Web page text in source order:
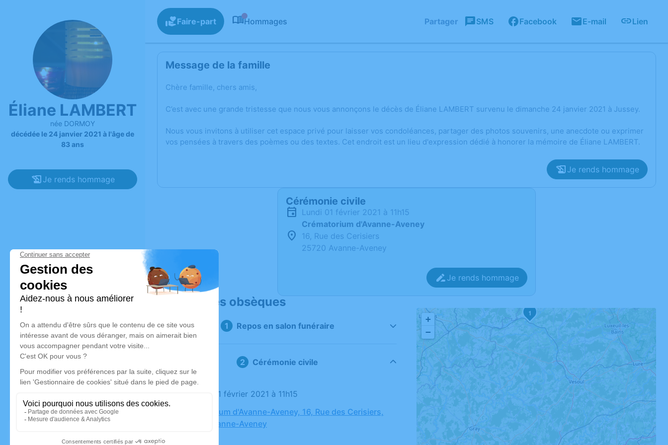
Éliane LAMBERT
née DORMOY
décédée le 24 janvier 2021 à l'âge de
83 ans
Je rends hommage
Faire-part Hommages Partager SMS Facebook E-mail Lien
Message de la famille
Chère famille, chers amis,
C’est avec une grande tristesse que nous vous annonçons le décès de Éliane LAMBERT survenu le dimanche 24 janvier 2021 à Jussey.
Nous vous invitons à utiliser cet espace privé pour laisser vos condoléances, partager des photos souvenirs, une anecdote ou exprimer
vos pensées à travers des poèmes ou des textes. Cet endroit est un lieu d'expression dédié à honorer la mémoire de Éliane LAMBERT.
Je rends hommage
Cérémonie civile
lundi 01 février 2021 à 11h15
Crématorium d'Avanne-Aveney
16, Rue des Cerisiers
25720 Avanne-Aveney
Je rends hommage
Déroulé des obsèques
Repos en salon funéraire
Cérémonie civile
Le lundi 01 février 2021 à 11h15
Crématorium d'Avanne-Aveney, 16, Rue des Cerisiers,
25720 Avanne-Aveney
1
+
−